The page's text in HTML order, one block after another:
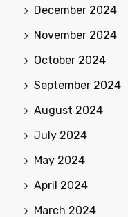
December 2024
November 2024
October 2024
September 2024
August 2024
July 2024
May 2024
April 2024
March 2024